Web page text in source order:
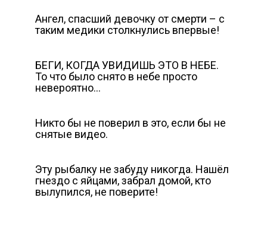
Ангел, спасший девочку от смерти – с
таким медики столкнулись впервые!
БЕГИ, КОГДА УВИДИШЬ ЭТО В НЕБЕ.
То что было снято в небе просто
невероятно…
Никто бы не поверил в это, если бы не
снятые видео.
Эту рыбалку не забуду никогда. Нашёл
гнездо с яйцами, забрал домой, кто
вылупился, не поверите!